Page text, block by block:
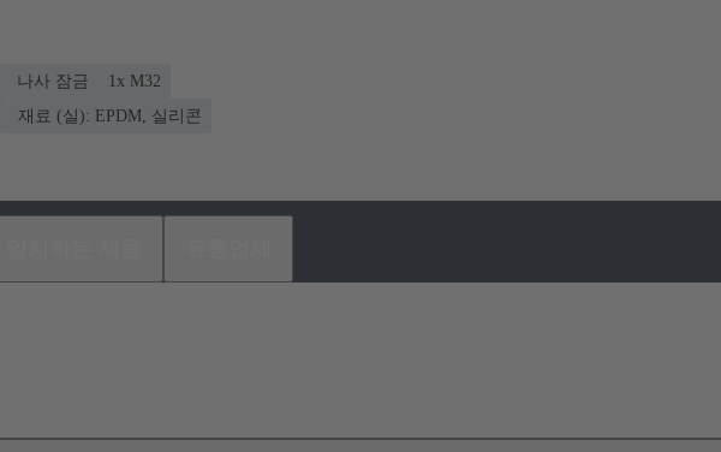
나사 잠금
1x M32
재료 (실): EPDM, 실리콘